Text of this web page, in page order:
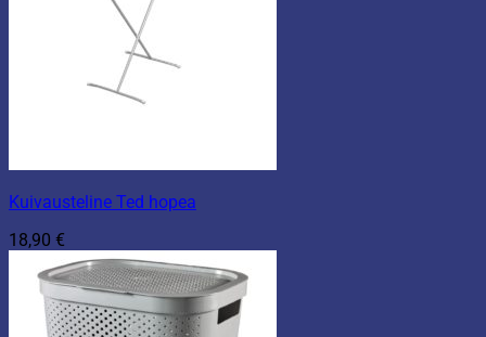
Kuivausteline Ted hopea
18,90 €